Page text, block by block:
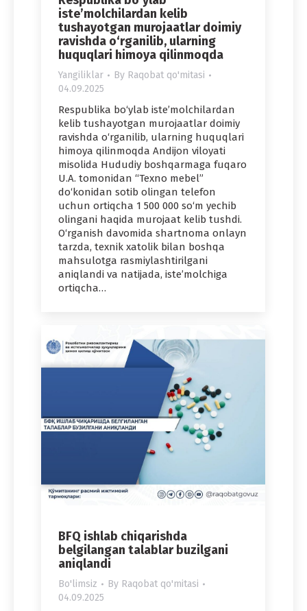
iste’molchilardan kelib
tushayotgan murojaatlar doimiy
ravishda o‘rganilib, ularning
huquqlari himoya qilinmoqda
Yangiliklar By Raqobat qo'mitasi
04.09.2025
Respublika bo‘ylab iste’molchilardan
kelib tushayotgan murojaatlar doimiy
ravishda o‘rganilib, ularning huquqlari
himoya qilinmoqda Andijon viloyati
misolida Hududiy boshqarmaga fuqaro
U.A. tomonidan “Texno mebel”
do‘konidan sotib olingan telefon
uchun ortiqcha 1 500 000 so‘m yechib
olingani haqida murojaat kelib tushdi.
O‘rganish davomida shartnoma onlayn
tarzda, texnik xatolik bilan boshqa
mahsulotga rasmiylashtirilgani
aniqlandi va natijada, iste’molchiga
ortiqcha…
BFQ ishlab chiqarishda
belgilangan talablar buzilgani
aniqlandi
Bo'limsiz By Raqobat qo'mitasi
04.09.2025